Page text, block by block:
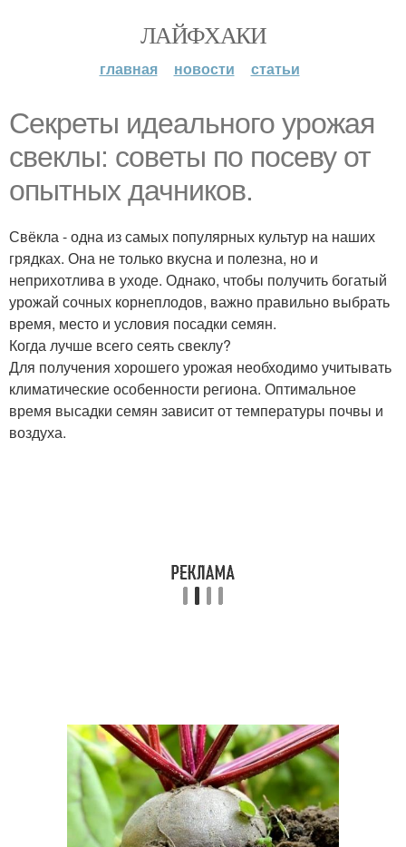
ЛАЙФХАКИ
главная новости статьи
Секреты идеального урожая
свеклы: советы по посеву от
опытных дачников.
Свёкла - одна из самых популярных культур на наших
грядках. Она не только вкусна и полезна, но и
неприхотлива в уходе. Однако, чтобы получить богатый
урожай сочных корнеплодов, важно правильно выбрать
время, место и условия посадки семян.
Когда лучше всего сеять свеклу?
Для получения хорошего урожая необходимо учитывать
климатические особенности региона. Оптимальное
время высадки семян зависит от температуры почвы и
воздуха.